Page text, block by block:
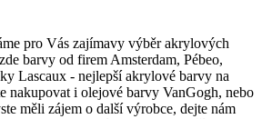
pro Vás zajímavy výběr akrylových
barvy od firem Amsterdam, Pébeo,
Lascaux - nejlepší akrylové barvy na
nakupovat i olejové barvy VanGogh, nebo
měli zájem o další výrobce, dejte nám